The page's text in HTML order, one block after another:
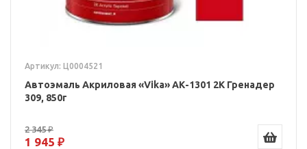
Артикул: Ц0004521
Автоэмаль Акриловая «Vika» АК-1301 2К Гренадер
309, 850г
2 345 ₽
1 945 ₽